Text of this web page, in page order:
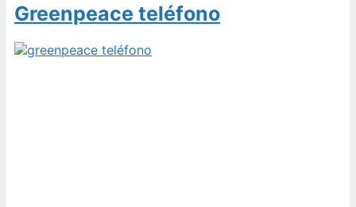
Greenpeace teléfono